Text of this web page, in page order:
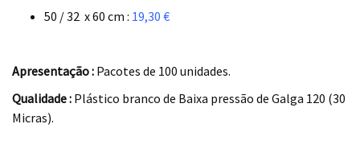
50 / 32 x 60 cm : 19,30 €
Apresentação : Pacotes de 100 unidades.
Qualidade : Plástico branco de Baixa pressão de Galga 120 (30
Micras).